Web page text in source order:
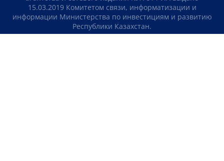
15.03.2019 Комитетом связи, информатизации и
информации Министерства по инвестициям и развитию
Республики Казахстан.